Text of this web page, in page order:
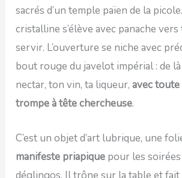
sacrés d’un temple païen de la
cristalline s’élève avec panache
servir. L’ouverture se niche avec
bout rouge du javelot impérial : de là
nectar, ton vin, ta liqueur,avec toute
trompe à tête chercheuse.
C’est un objet d’art lubrique, une
manifeste priapique pour les